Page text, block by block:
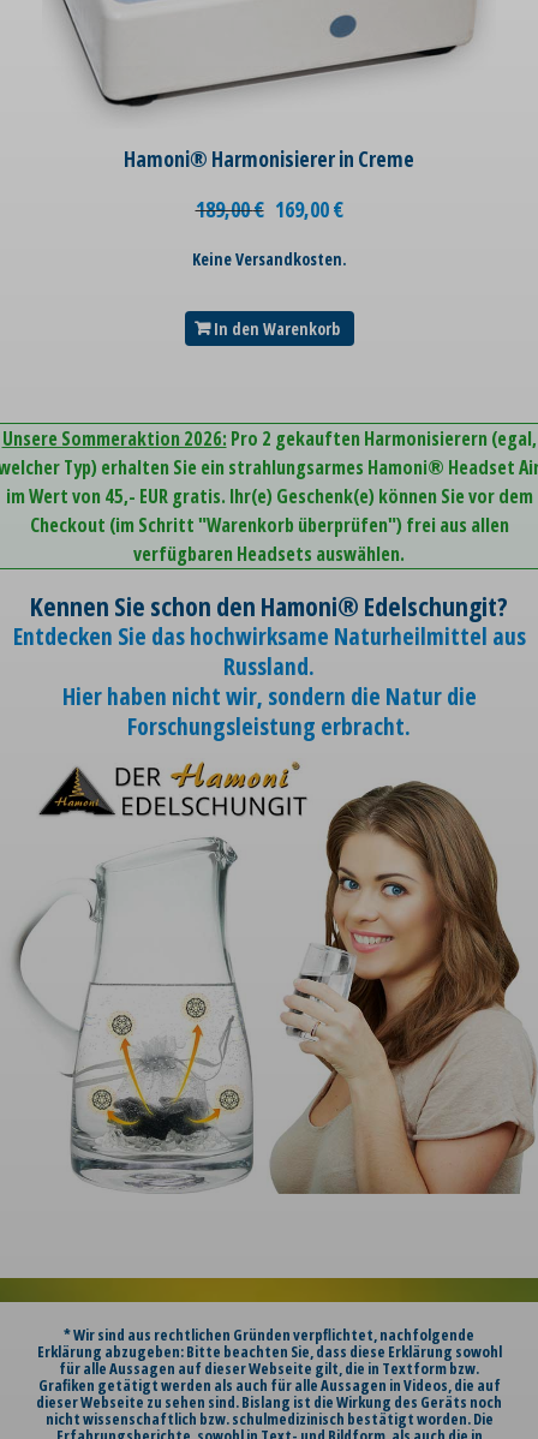
Hamoni® Harmonisierer in Creme
189,00€ 169,00€
Keine Versandkosten.
In den Warenkorb
Unsere Sommeraktion 2026: Pro 2 gekauften Harmonisierern (egal,
Typ) erhalten Sie ein strahlungsarmes Hamoni® Headset
im Wert von 45,- EUR gratis. Ihr(e) Geschenk(e) können Sie vor dem
Checkout (im Schritt "Warenkorb überprüfen") frei aus allen
verfügbaren Headsets auswählen.
Kennen Sie schon den Hamoni® Edelschungit?
Entdecken Sie das hochwirksame Naturheilmittel aus
Russland.
Hier haben nicht wir, sondern die Natur die
Forschungsleistung erbracht.
* Wir sind aus rechtlichen Gründen verpflichtet, nachfolgende
Erklärung abzugeben: Bitte beachten Sie, dass diese Erklärung sowohl
für alle Aussagen auf dieser Webseite gilt, die in Textform bzw.
Grafiken getätigt werden als auch für alle Aussagen in Videos, die auf
dieser Webseite zu sehen sind. Bislang ist die Wirkung des Geräts noch
nicht wissenschaftlich bzw. schulmedizinisch bestätigt worden. Die